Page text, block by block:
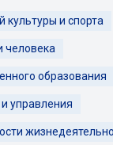
культуры и спорта
человека
образования
управления